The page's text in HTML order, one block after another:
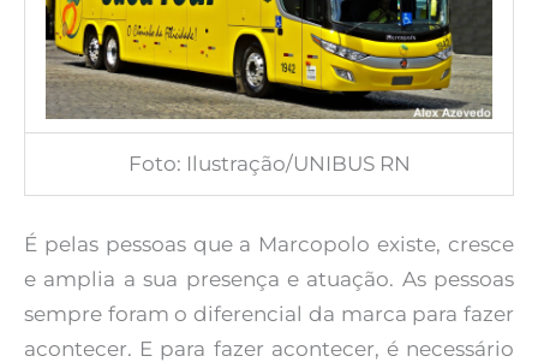
Foto: Ilustração/UNIBUS RN
É pelas pessoas que a Marcopolo existe, cresce
e amplia a sua presença e atuação. As pessoas
sempre foram o diferencial da marca para fazer
acontecer. E para fazer acontecer, é necessário